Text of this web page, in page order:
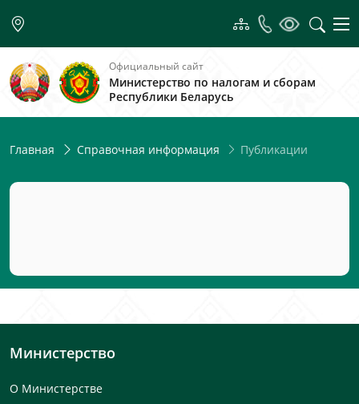
Официальный сайт
Министерство по налогам и сборам
Республики Беларусь
Главная Справочная информация Публикации
Министерство
О Министерстве